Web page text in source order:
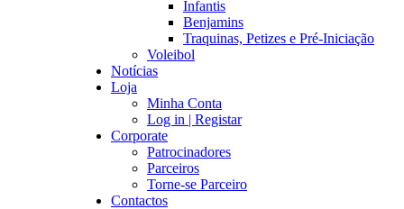
Infantis
Benjamins
Traquinas, Petizes e Pré-Iniciação
Voleibol
Notícias
Loja
Minha Conta
Log in | Registar
Corporate
Patrocinadores
Parceiros
Torne-se Parceiro
Contactos